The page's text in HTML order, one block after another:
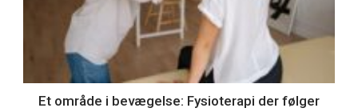
Et område i bevægelse: Fysioterapi der følger